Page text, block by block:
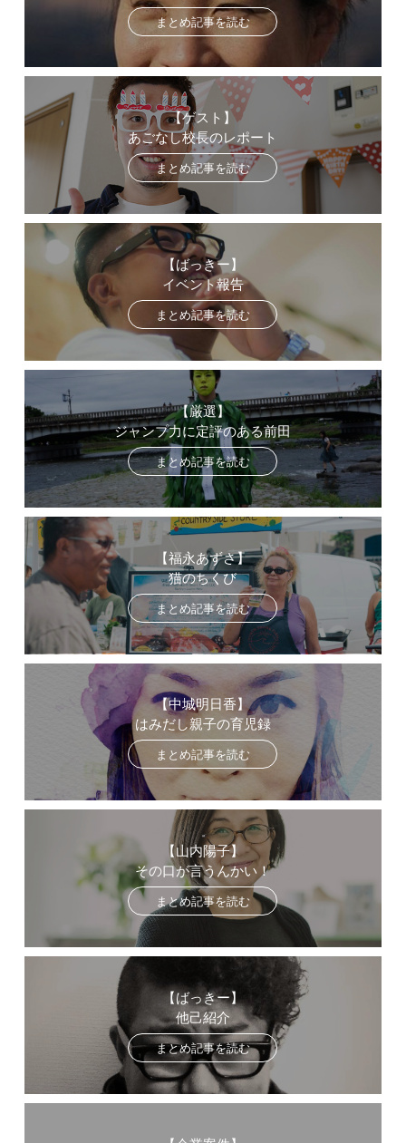
まとめ記事を読む
【ゲスト】
あごなし校長のレポート
まとめ記事を読む
【ばっきー】
イベント報告
まとめ記事を読む
【厳選】
ジャンプ力に定評のある前田
まとめ記事を読む
【福永あずさ】
猫のちくび
まとめ記事を読む
【中城明日香】
はみだし親子の育児録
まとめ記事を読む
【山内陽子】
その口が言うんかい！
まとめ記事を読む
【ばっきー】
他己紹介
まとめ記事を読む